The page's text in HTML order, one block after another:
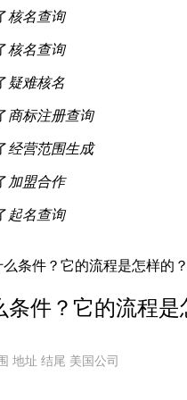
核名查询
核名查询
疑难核名
商标注册查询
经营范围生成
加盟合作
起名查询
条件？它的流程是怎样的？
件？它的流程是
地址 结尾 美国公司